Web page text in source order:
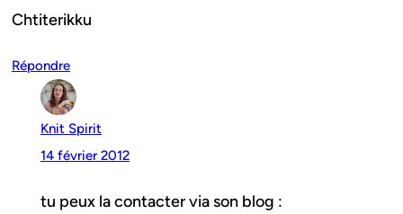
Chtiterikku
Répondre
Knit Spirit
14 février 2012
tu peux la contacter via son blog :